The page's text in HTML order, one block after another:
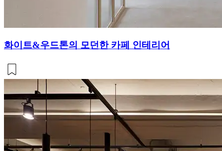
화이트&우드톤의 모던한 카페 인테리어